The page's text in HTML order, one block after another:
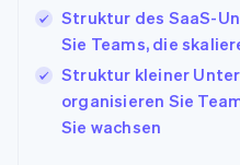
Struktur des SaaS-
Sie Teams, die
Struktur kleiner
organisieren Sie
Sie wachsen
Kanada
EnglishFrançais
Kroatien
EnglishItaliano
Lettland
English